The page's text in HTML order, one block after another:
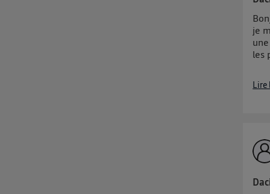
je
les
Lire